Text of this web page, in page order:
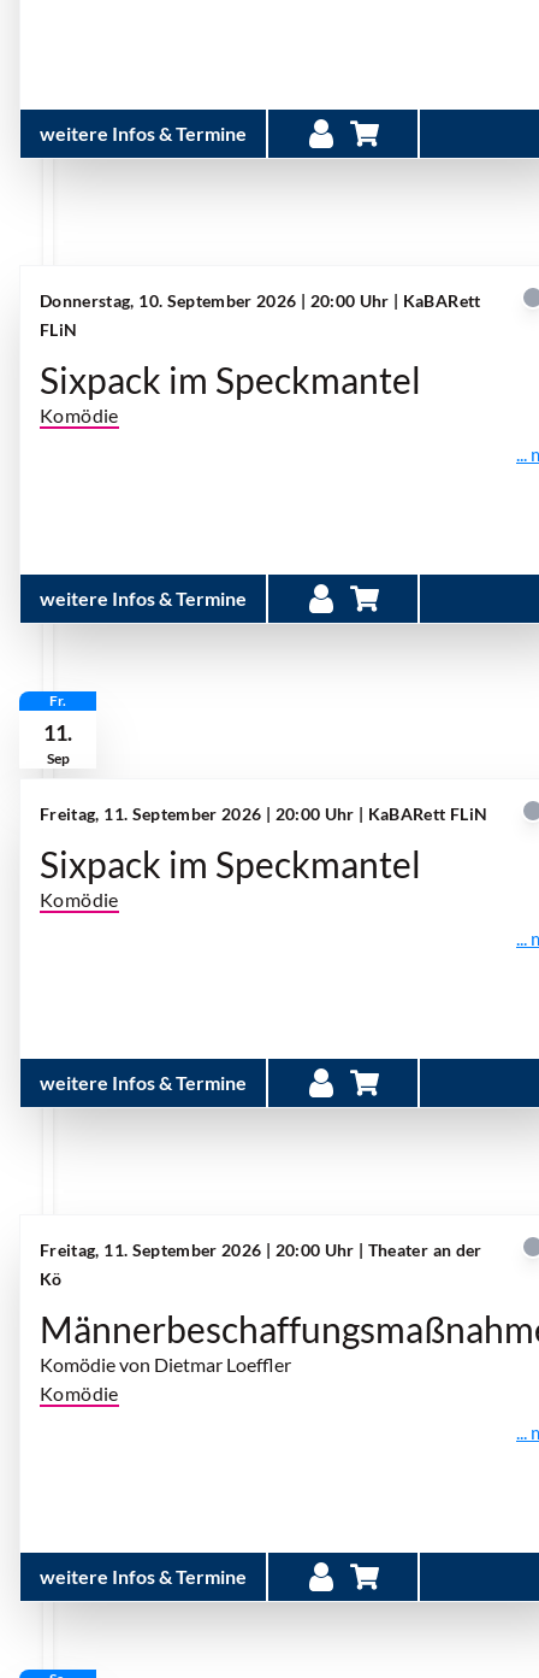
weitere Infos & Termine
Donnerstag, 10. September 2026 | 20:00 Uhr | KaBARett
FLiN
Sixpack im Speckmantel
Komödie
...
weitere Infos & Termine
Fr.
11.
Sep
Freitag, 11. September 2026 | 20:00 Uhr | KaBARett FLiN
Sixpack im Speckmantel
Komödie
...
weitere Infos & Termine
Freitag, 11. September 2026 | 20:00 Uhr | Theater an der
Kö
Komödie von Dietmar Loeffler
Komödie
...
weitere Infos & Termine